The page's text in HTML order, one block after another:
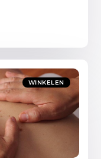
WINKELEN